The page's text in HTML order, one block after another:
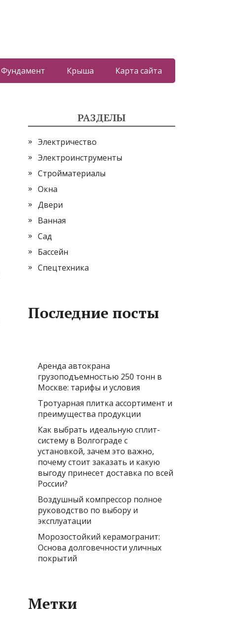
Фундамент Крыша Карта сайта
РАЗДЕЛЫ
Электричество
Электроинструменты
Стройматериалы
Окна
Двери
Ванная
Сад
Бассейн
Спецтехника
Последние посты
Аренда автокрана
грузоподъемностью 250 тонн в
Москве: тарифы и условия
Тротуарная плитка ассортимент и
преимущества продукции
Как выбрать идеальную сплит-
систему в Волгограде с
установкой, зачем это важно,
почему стоит заказать и какую
выгоду принесет доставка по всей
России?
Воздушный компрессор полное
руководство по выбору и
эксплуатации
Морозостойкий керамогранит:
Основа долговечности уличных
покрытий
Метки